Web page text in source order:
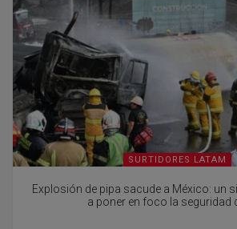
SURTIDORES LATAM
Explosión de pipa sacude a México: un
a poner en foco la seguridad